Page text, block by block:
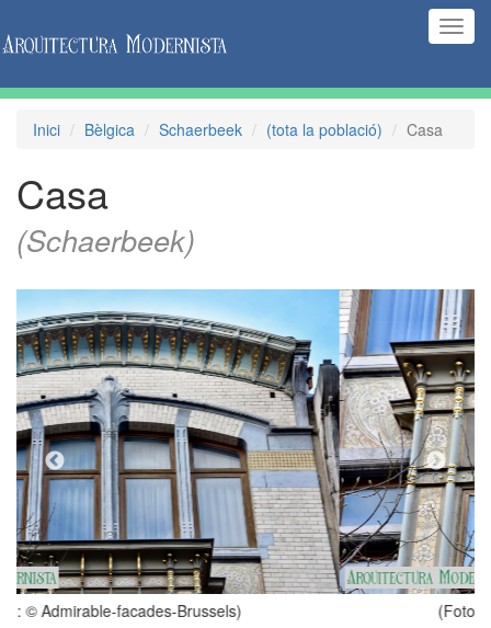
Inici Bèlgica Schaerbeek (tota la població) Casa
Casa
(Schaerbeek)
(Foto: © Admirable-facades-Brussels)